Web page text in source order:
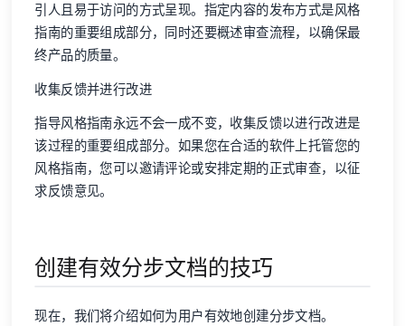
引人且易于访问的方式呈现。指定内容的发布方式是风格
指南的重要组成部分，同时还要概述审查流程，以确保最
终产品的质量。
收集反馈并进行改进
指导风格指南永远不会一成不变，收集反馈以进行改进是
该过程的重要组成部分。如果您在合适的软件上托管您的
风格指南，您可以邀请评论或安排定期的正式审查，以征
求反馈意见。
创建有效分步文档的技巧
现在，我们将介绍如何为用户有效地创建分步文档。